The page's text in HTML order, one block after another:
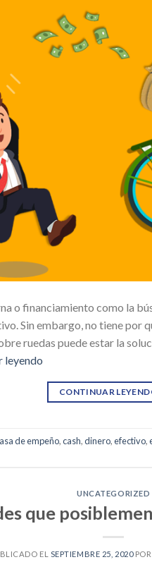
o financiamiento como la
Sin embargo, no tiene por
ruedas puede estar la
leyendo
CONTINUAR
de empeño,cash,dinero,efectivo,
UNCATEGORIZED
que
EL SEPTIEMBRE 25, 2020POR